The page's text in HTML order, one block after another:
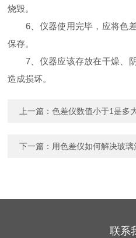
烧毁。
6、仪器使用完毕，应将色差
保存。
7、仪器应该存放在干燥、阴
造成损坏。
上一篇：色差仪数值小于1是多
下一篇： 用色差仪如何解决玻
联系